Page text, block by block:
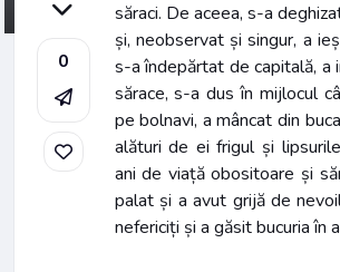
0
săraci. De aceea, s-a
și, neobservat și singur, a
s-a îndepărtat de capitală, a
sărace, s-a dus în mijlocul
pe bolnavi, a mâncat din
alături de ei frigul și
ani de viață obositoare și
palat și a avut grijă de
nefericiți și a găsit bucuria în